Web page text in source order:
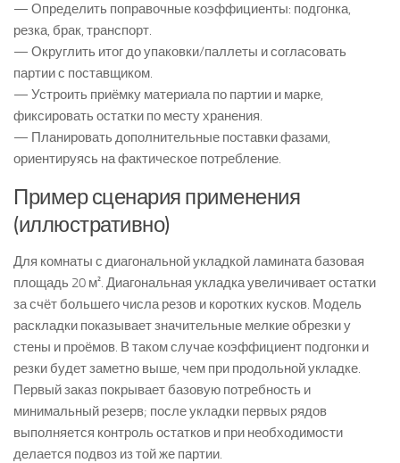
— Определить поправочные коэффициенты: подгонка,
резка, брак, транспорт.
— Округлить итог до упаковки/паллеты и согласовать
партии с поставщиком.
— Устроить приёмку материала по партии и марке,
фиксировать остатки по месту хранения.
— Планировать дополнительные поставки фазами,
ориентируясь на фактическое потребление.
Пример сценария применения
(иллюстративно)
Для комнаты с диагональной укладкой ламината базовая
площадь 20 м². Диагональная укладка увеличивает остатки
за счёт большего числа резов и коротких кусков. Модель
раскладки показывает значительные мелкие обрезки у
стены и проёмов. В таком случае коэффициент подгонки и
резки будет заметно выше, чем при продольной укладке.
Первый заказ покрывает базовую потребность и
минимальный резерв; после укладки первых рядов
выполняется контроль остатков и при необходимости
делается подвоз из той же партии.